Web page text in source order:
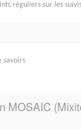
réguliers sur les
savoirs
MOSAIC